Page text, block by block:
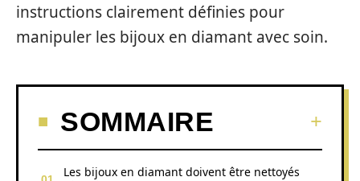
instructions clairement définies pour
manipuler les bijoux en diamant avec soin.
SOMMAIRE
Les bijoux en diamant doivent être nettoyés